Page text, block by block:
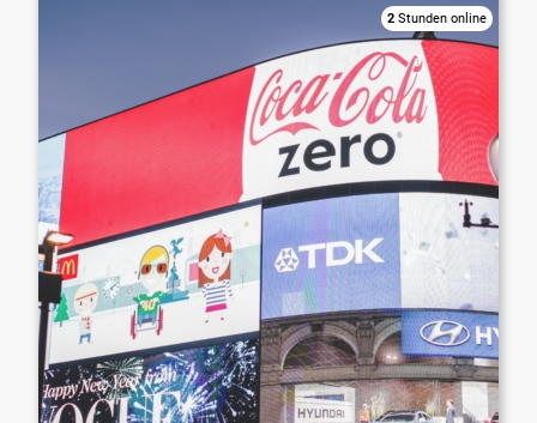
2 Stunden online